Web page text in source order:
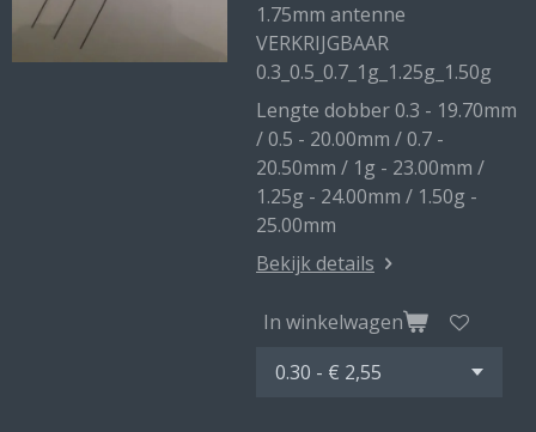
1.75mm antenne
VERKRIJGBAAR
0.3_0.5_0.7_1g_1.25g_1.50g
Lengte dobber 0.3 - 19.70mm
/ 0.5 - 20.00mm / 0.7 -
20.50mm / 1g - 23.00mm /
1.25g - 24.00mm / 1.50g -
25.00mm
Bekijk details
In winkelwagen